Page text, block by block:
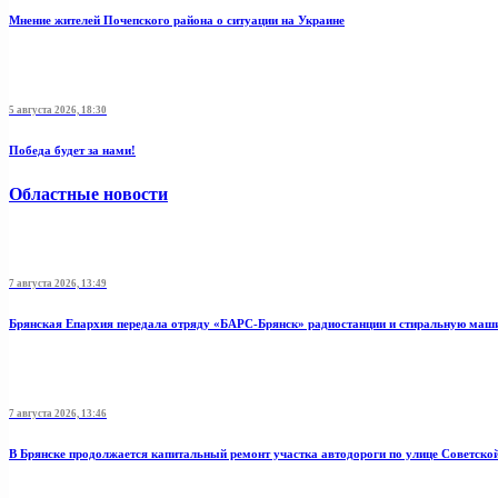
Мнение жителей Почепского района о ситуации на Украине
5 августа 2026, 18:30
Победа будет за нами!
Областные новости
7 августа 2026, 13:49
Брянская Епархия передала отряду «БАРС-Брянск» радиостанции и стиральную
7 августа 2026, 13:46
В Брянске продолжается капитальный ремонт участка автодороги по улице